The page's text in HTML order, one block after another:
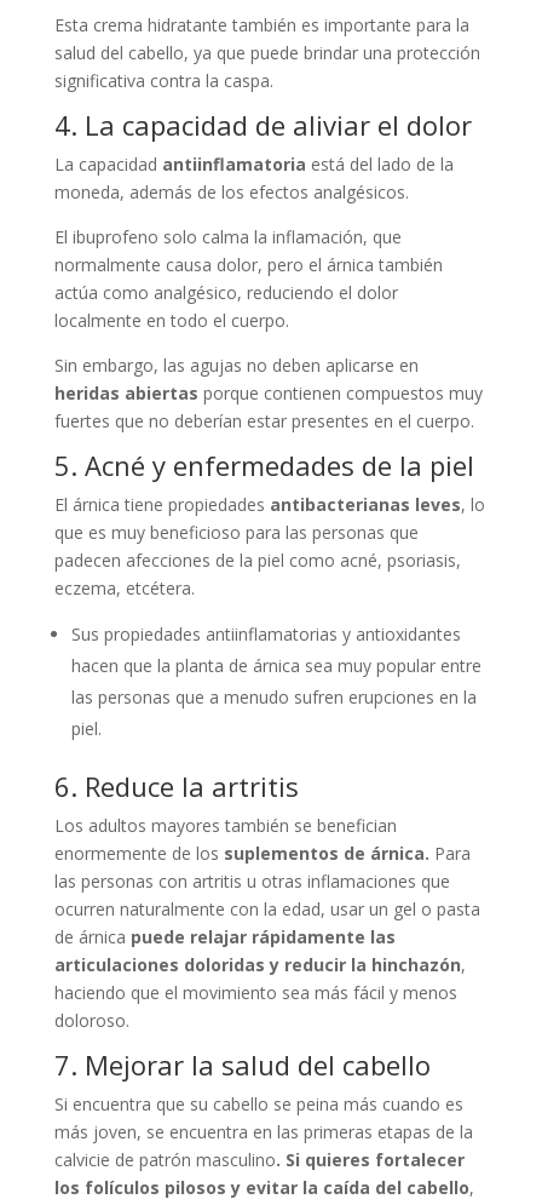
Esta crema hidratante también es importante para la
salud del cabello, ya que puede brindar una protección
significativa contra la caspa.
4. La capacidad de aliviar el dolor
La capacidad antiinflamatoria está del lado de la
moneda, además de los efectos analgésicos.
El ibuprofeno solo calma la inflamación, que
normalmente causa dolor, pero el árnica también
actúa como analgésico, reduciendo el dolor
localmente en todo el cuerpo.
Sin embargo, las agujas no deben aplicarse en
heridas abiertas porque contienen compuestos muy
fuertes que no deberían estar presentes en el cuerpo.
5. Acné y enfermedades de la piel
El árnica tiene propiedades antibacterianas leves, lo
que es muy beneficioso para las personas que
padecen afecciones de la piel como acné, psoriasis,
eczema, etcétera.
Sus propiedades antiinflamatorias y antioxidantes
hacen que la planta de árnica sea muy popular entre
las personas que a menudo sufren erupciones en la
piel.
6. Reduce la artritis
Los adultos mayores también se benefician
enormemente de los suplementos de árnica. Para
las personas con artritis u otras inflamaciones que
ocurren naturalmente con la edad, usar un gel o pasta
de árnica puede relajar rápidamente las
articulaciones doloridas y reducir la hinchazón,
haciendo que el movimiento sea más fácil y menos
doloroso.
7. Mejorar la salud del cabello
Si encuentra que su cabello se peina más cuando es
más joven, se encuentra en las primeras etapas de la
calvicie de patrón masculino. Si quieres fortalecer
los folículos pilosos y evitar la caída del cabello,